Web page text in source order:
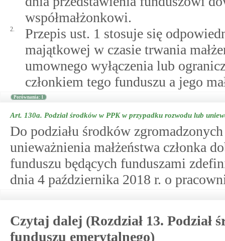
współmałżonkowi.
2.
Przepis ust. 1 stosuje się
majątkowej w czasie trwania
umownego wyłączenia lub
członkiem tego funduszu a jego
Porównania: 1
Art. 130a. Podział środków w PPK w przypadku rozwodu lub
Do podziału środków
unieważnienia małżeństwa członka
funduszu będących funduszami
dnia 4 października 2018 r. o
Czytaj dalej (Rozdział 13. Podział
funduszu emerytalnego)